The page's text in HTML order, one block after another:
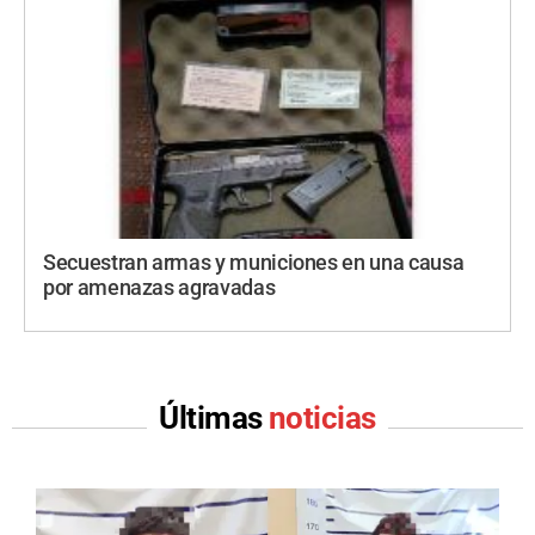
Secuestran armas y municiones en una causa
por amenazas agravadas
Últimas noticias